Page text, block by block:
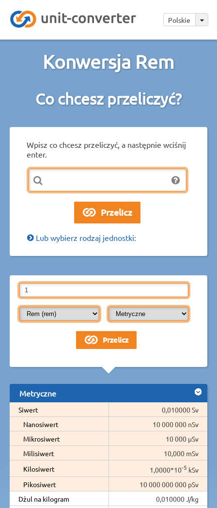
Polskie
Konwersja Rem
Co chcesz przeliczyć?
Wpisz co chcesz przeliczyć, a następnie wciśnij
enter.
Lub wybierz rodzaj jednostki:
Metryczne
Siwert
0,010000 Sv
Nanosiwert
10 000 000 nSv
Mikrosiwert
10 000 µSv
Milisiwert
10,000 mSv
Kilosiwert
1,0000*10-5 kSv
Pikosiwert
10 000 000 000 pSv
Dżul na kilogram
0,010000 J/kg